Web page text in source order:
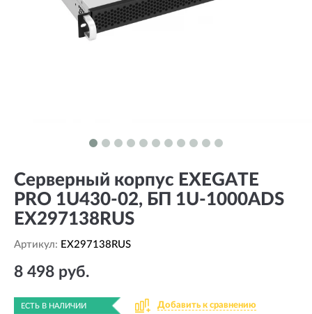
Серверный корпус EXEGATE
PRO 1U430-02, БП 1U-1000ADS
EX297138RUS
Артикул: EX297138RUS
8 498 руб.
ЕСТЬ В НАЛИЧИИ Добавить к сравнению